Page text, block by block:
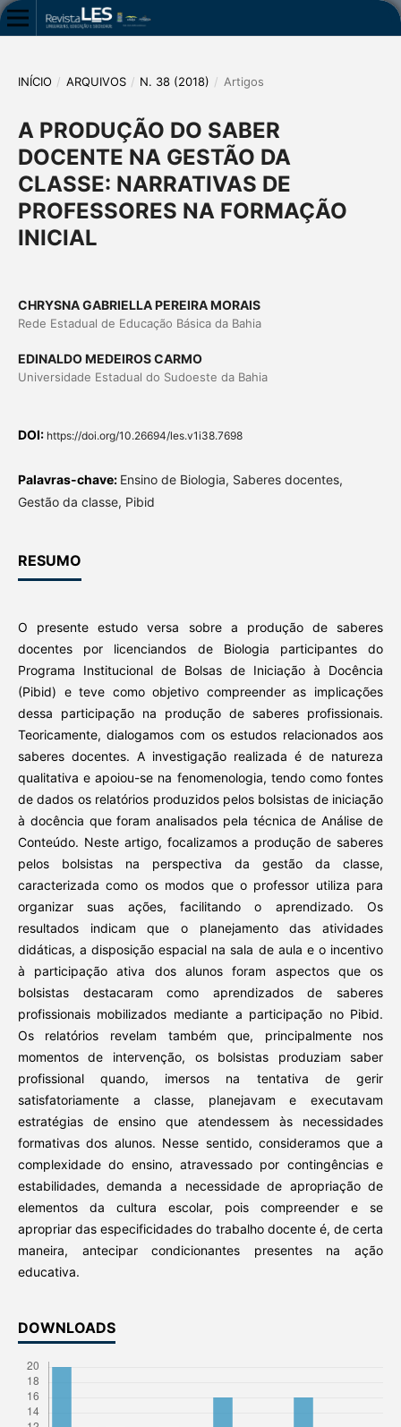
INÍCIO / ARQUIVOS / N. 38 (2018) / Artigos
A PRODUÇÃO DO SABER
DOCENTE NA GESTÃO DA
CLASSE: NARRATIVAS DE
PROFESSORES NA FORMAÇÃO
INICIAL
CHRYSNA GABRIELLA PEREIRA MORAIS
Rede Estadual de Educação Básica da Bahia
EDINALDO MEDEIROS CARMO
Universidade Estadual do Sudoeste da Bahia
DOI: https://doi.org/10.26694/les.v1i38.7698
Palavras-chave: Ensino de Biologia, Saberes docentes,
Gestão da classe, Pibid
RESUMO
O presente estudo versa sobre a produção de saberes
docentes por licenciandos de Biologia participantes do
Programa Institucional de Bolsas de Iniciação à Docência
(Pibid) e teve como objetivo compreender as implicações
dessa participação na produção de saberes profissionais.
Teoricamente, dialogamos com os estudos relacionados aos
saberes docentes. A investigação realizada é de natureza
qualitativa e apoiou-se na fenomenologia, tendo como fontes
de dados os relatórios produzidos pelos bolsistas de iniciação
à docência que foram analisados pela técnica de Análise de
Conteúdo. Neste artigo, focalizamos a produção de saberes
pelos bolsistas na perspectiva da gestão da classe,
caracterizada como os modos que o professor utiliza para
organizar suas ações, facilitando o aprendizado. Os
resultados indicam que o planejamento das atividades
didáticas, a disposição espacial na sala de aula e o incentivo
à participação ativa dos alunos foram aspectos que os
bolsistas destacaram como aprendizados de saberes
profissionais mobilizados mediante a participação no Pibid.
Os relatórios revelam também que, principalmente nos
momentos de intervenção, os bolsistas produziam saber
profissional quando, imersos na tentativa de gerir
satisfatoriamente a classe, planejavam e executavam
estratégias de ensino que atendessem às necessidades
formativas dos alunos. Nesse sentido, consideramos que a
complexidade do ensino, atravessado por contingências e
estabilidades, demanda a necessidade de apropriação de
elementos da cultura escolar, pois compreender e se
apropriar das especificidades do trabalho docente é, de certa
maneira, antecipar condicionantes presentes na ação
educativa.
DOWNLOADS